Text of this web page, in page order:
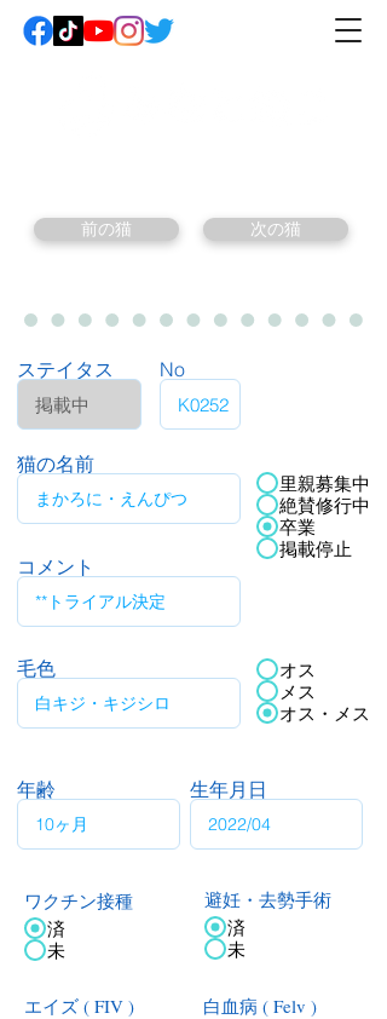
前の猫 次の猫
ステイタス No
猫の名前
コメント
里親募集中
絶賛修行中
卒業
掲載停止
毛色
オス
メス
オス・メス
年齢 生年月日
ワクチン接種
済
未
エイズ ( FIV )
避妊・去勢手術
済
未
白血病 ( Felv )